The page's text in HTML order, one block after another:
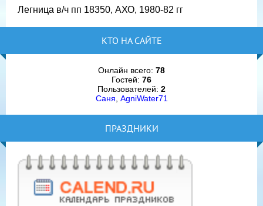
Легница в/ч пп 18350, АХО, 1980-82 гг
КТО НА САЙТЕ
Онлайн всего: 78
Гостей: 76
Пользователей: 2
Саня AgniWater71
ПРАЗДНИКИ